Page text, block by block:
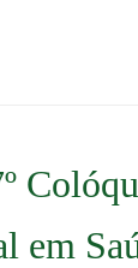
em